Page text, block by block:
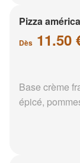
Pizza
Dès 11.50
Base crème
épicé,